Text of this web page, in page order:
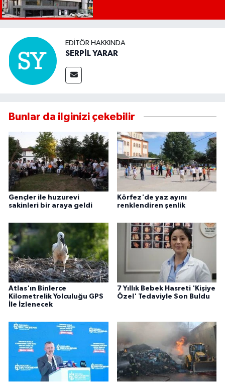
EDITÖR HAKKINDA
SERPİL YARAR
Bunlar da ilginizi çekebilir
Gençler ile huzurevi
sakinleri bir araya geldi
Körfez'de yaz ayını
renklendiren şenlik
Atlas'ın Binlerce
Kilometrelik Yolculuğu GPS
İle İzlenecek
7 Yıllık Bebek Hasreti 'Kişiye
Özel' Tedaviyle Son Buldu